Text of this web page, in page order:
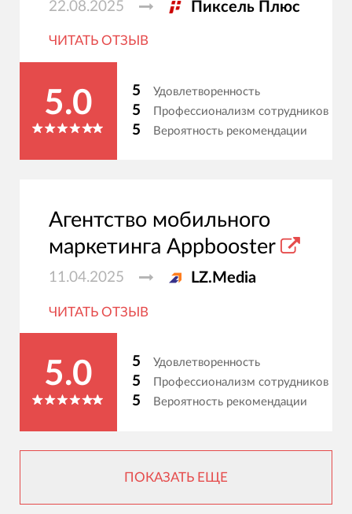
22.08.2025 Пиксель Плюс
ЧИТАТЬ ОТЗЫВ
5.0 5 Удовлетворенность
5 Профессионализм сотрудников
5 Вероятность рекомендации
Агентство мобильного
маркетинга Appbooster
11.04.2025 LZ.Media
ЧИТАТЬ ОТЗЫВ
5.0 5 Удовлетворенность
5 Профессионализм сотрудников
5 Вероятность рекомендации
ПОКАЗАТЬ ЕЩЕ